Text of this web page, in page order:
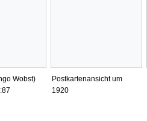
Wobst)
Postkartenansicht um
1920